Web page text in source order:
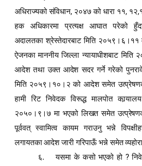
अधिराज्यको संविधान, २०४७ को धारा ११, १२,
हक अधिकारमा प्रत्यक्ष आघात परेको
अदालतका श्रेस्तेदारबाट मिति
ऐजनका माननीय जिल्ला न्यायाधीशबाट
आदेश तथा उक्त आदेश सदर गर्ने गरेको
मिति २०५९।१०।२ को आदेश समेत
हामी रिट निवेदक विरूद्ध मालपोत
२०५०।९।७ मा भएको लिखत समेत
पूर्ववत् स्वामित्व कायम गराउनु भन्ने
लगायतका आदेश जारी गरिपाऊँ भन्ने समेत
६. यसमा के कसो भएको हो ?